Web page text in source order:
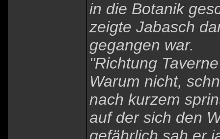
in die Botanik
zeigte Jabasch
gegangen war.
"Richtung
Warum nicht,
nach kurzem
auf der sich den